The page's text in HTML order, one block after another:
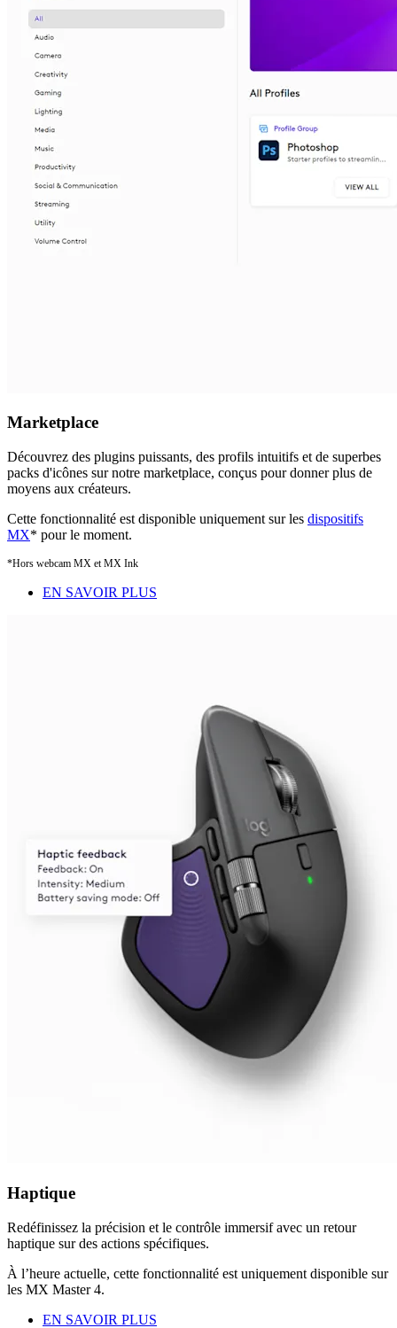
Marketplace
Découvrez des plugins puissants, des profils intuitifs et de superbes
packs d'icônes sur notre marketplace, conçus pour donner plus de
moyens aux créateurs.
Cette fonctionnalité est disponible uniquement sur les dispositifs
MX* pour le moment.
*Hors webcam MX et MX Ink
EN SAVOIR PLUS
Haptique
Redéfinissez la précision et le contrôle immersif avec un retour
haptique sur des actions spécifiques.
À l’heure actuelle, cette fonctionnalité est uniquement disponible sur
les MX Master 4.
EN SAVOIR PLUS